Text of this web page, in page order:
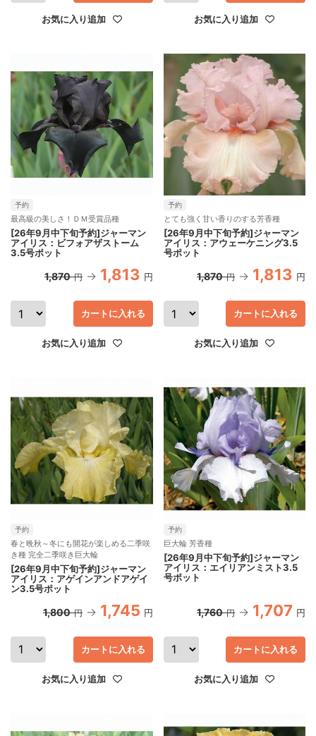
お気に入り追加 お気に入り追加
予約
最高級の美しさ！ＤＭ受賞品種
[26年9月中下旬予約]ジャーマン
アイリス：ビフォアザストーム
3.5号ポット
1,870 円 1,813 円
お気に入り追加
カートに入れる
予約
とても強く甘い香りのする芳香種
[26年9月中下旬予約]ジャーマン
アイリス：アウェーケニング3.5
号ポット
1,870 円 1,813 円
お気に入り追加
カートに入れる
予約
春と晩秋～冬にも開花が楽しめる二季咲
き種 完全二季咲き巨大輪
[26年9月中下旬予約]ジャーマン
アイリス：アゲインアンドアゲイ
ン3.5号ポット
1,800 円 1,745 円
お気に入り追加
カートに入れる
予約
巨大輪 芳香種
[26年9月中下旬予約]ジャーマン
アイリス：エイリアンミスト3.5
号ポット
1,760 円 1,707 円
お気に入り追加
カートに入れる